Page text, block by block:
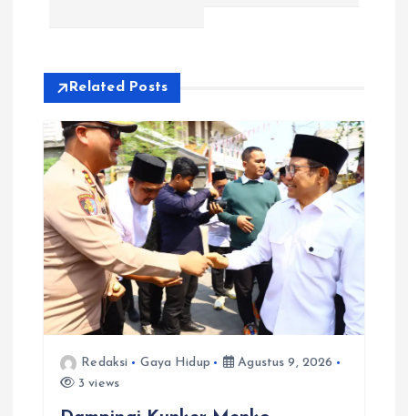
s
p
o
s
Related Posts
Redaksi Gaya Hidup
Agustus 9, 2026
3 views